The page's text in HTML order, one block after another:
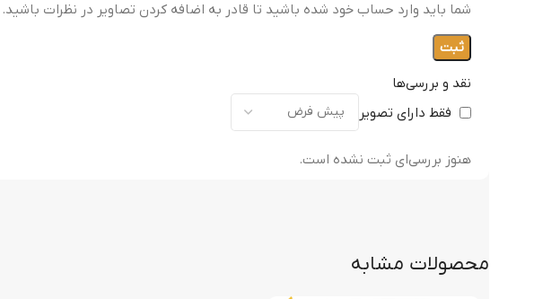
نقد و بررسی‌ها
فقط دارای تصویر
هنوز بررسی‌ای ثبت نشده است.
شما باید وارد حساب خود شده باشید تا قادر به اضافه کردن تصاویر در نظرات باشید.
محصولات مشابه